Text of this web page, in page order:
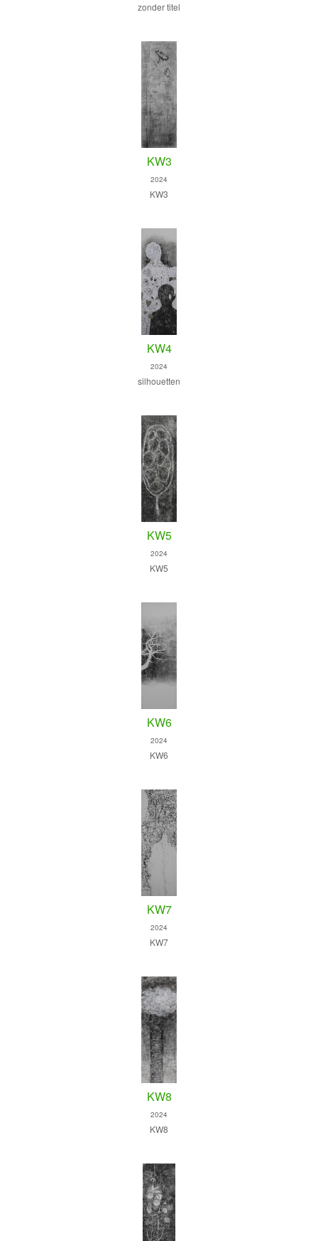
zonder titel
KW3
2024
KW3
KW4
2024
silhouetten
KW5
2024
KW5
KW6
2024
KW6
KW7
2024
KW7
KW8
2024
KW8